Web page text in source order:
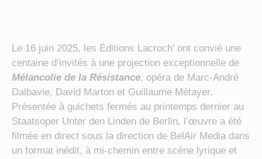
Le 16 juin 2025, les Éditions Lacroch’ ont convié une
centaine d’invités à une projection exceptionnelle de
Mélancolie de la Résistance, opéra de Marc-André
Dalbavie, David Marton et Guillaume Métayer.
Présentée à guichets fermés au printemps dernier au
Staatsoper Unter den Linden de Berlin, l’œuvre a été
filmée en direct sous la direction de BelAir Media dans
un format inédit, à mi-chemin entre scène lyrique et